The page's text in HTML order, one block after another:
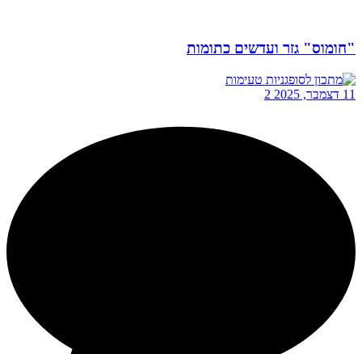
"חומוס" גזר ועדשים כתומות
11 דצמבר, 2025 2